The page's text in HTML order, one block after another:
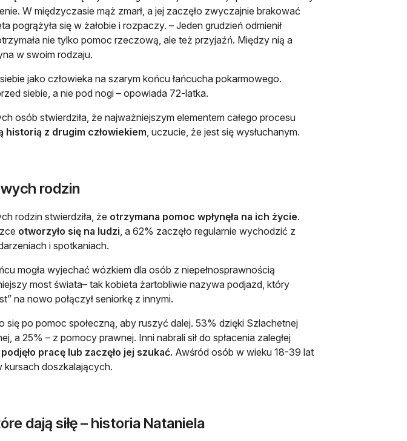
W międzyczasie mąż zmarł, a jej zaczęło zwyczajnie brakować
pogrążyła się w żałobie i rozpaczy. – Jeden grudzień odmienił
nie tylko pomoc rzeczową, ale też przyjaźń. Między nią a
w swoim rodzaju.
jako człowieka na szarym końcu łańcucha pokarmowego.
siebie, a nie pod nogi – opowiada 72-latka.
osób stwierdziła, że najważniejszym elementem całego procesu
historią z drugim człowiekiem , uczucie, że jest się wysłuchanym.
rodzin
rodzin stwierdziła, że otrzymana pomoc wpłynęła na ich życie.
otworzyło się na ludzi , a 62% zaczęło regularnie wychodzić z
i spotkaniach.
mogła wyjechać wózkiem dla osób z niepełnosprawnością
most świata– tak kobieta żartobliwie nazywa podjazd, który
na nowo połączył seniorkę z innymi.
się po pomoc społeczną, aby ruszyć dalej. 53% dzięki Szlachetnej
a 25% – z pomocy prawnej. Inni nabrali sił do spłacenia zaległej
podjęło pracę lub zaczęło jej szukać. Awśród osób w wieku 18-39 lat
kursach doszkalających.
dają siłę – historia Nataniela